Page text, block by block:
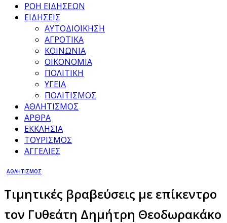
ΡΟΗ ΕΙΔΗΣΕΩΝ
ΕΙΔΗΣΕΙΣ
ΑΥΤΟΔΙΟΙΚΗΣΗ
ΑΓΡΟΤΙΚΑ
ΚΟΙΝΩΝΙΑ
ΟΙΚΟΝΟΜΙΑ
ΠΟΛΙΤΙΚΗ
ΥΓΕΙΑ
ΠΟΛΙΤΙΣΜΟΣ
ΑΘΛΗΤΙΣΜΟΣ
ΑΡΘΡΑ
ΕΚΚΛΗΣΙΑ
ΤΟΥΡΙΣΜΟΣ
ΑΓΓΕΛΙΕΣ
ΑΘΛΗΤΙΣΜΟΣ
Τιμητικές βραβεύσεις με επίκεντρο
τον Γυθεάτη Δημήτρη Θεοδωρακάκο